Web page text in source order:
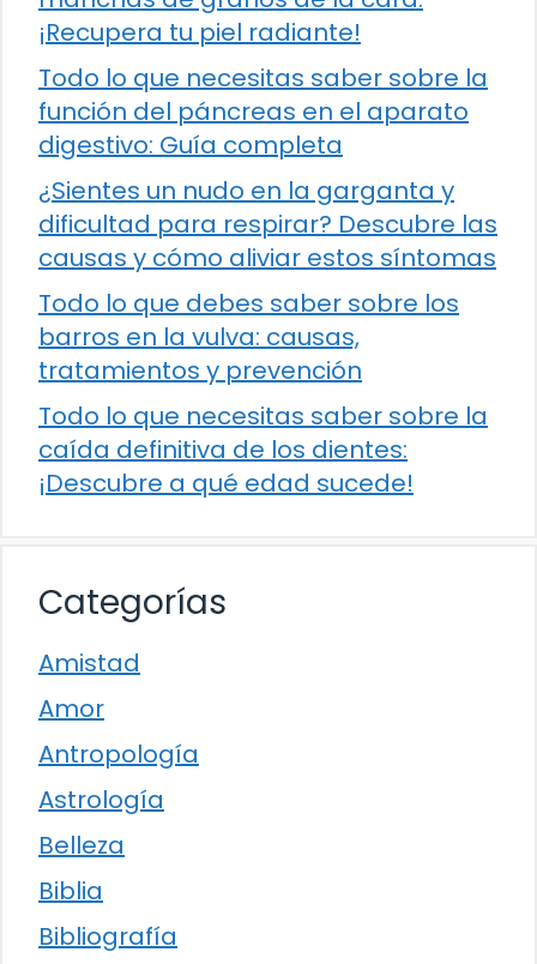
¡Recupera tu piel radiante!
Todo lo que necesitas saber sobre la
función del páncreas en el aparato
digestivo: Guía completa
¿Sientes un nudo en la garganta y
dificultad para respirar? Descubre las
causas y cómo aliviar estos síntomas
Todo lo que debes saber sobre los
barros en la vulva: causas,
tratamientos y prevención
Todo lo que necesitas saber sobre la
caída definitiva de los dientes:
¡Descubre a qué edad sucede!
Categorías
Amistad
Amor
Antropología
Astrología
Belleza
Biblia
Bibliografía